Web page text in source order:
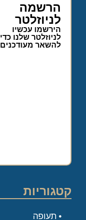
הרשמה
לניוזלטר
הירשמו עכשיו
לניוזלטר שלנו כדי
להשאר מעודכנים
קטגוריות
תעופה